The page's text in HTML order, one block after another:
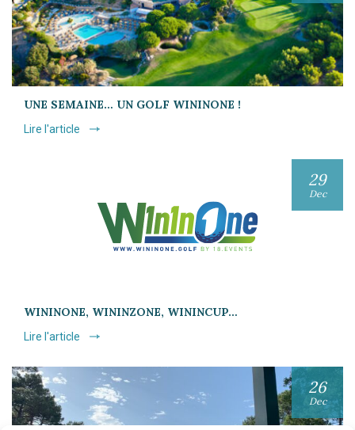
UNE SEMAINE… UN GOLF WININONE !
Lire l'article
29
Dec
WININONE, WININZONE, WININCUP…
Lire l'article
26
Dec